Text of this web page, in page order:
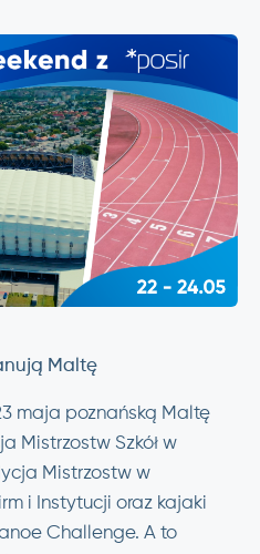
Maltę
maja poznańską Maltę
Mistrzostw Szkół w
Mistrzostw w
i Instytucji oraz kajaki
Challenge. A to